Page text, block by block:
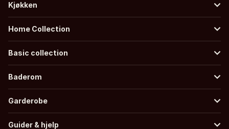
Kjøkken
Home Collection
Basic collection
Baderom
Garderobe
Guider & hjelp